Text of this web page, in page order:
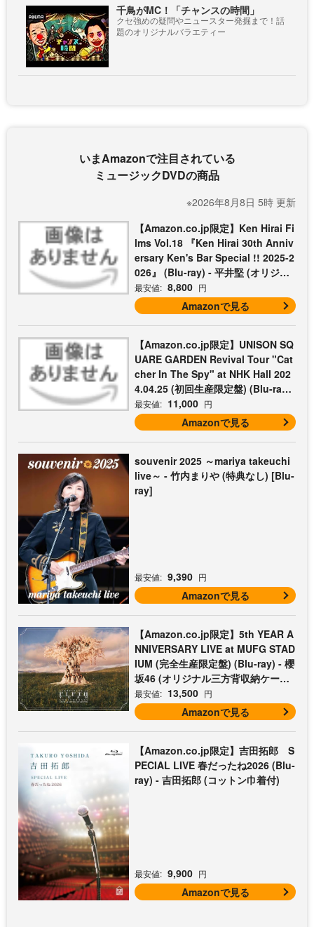
千鳥がMC！「チャンスの時間」
クセ強めの疑問やニュースター発掘まで！話
題のオリジナルバラエティー
いまAmazonで注目されている
ミュージックDVDの商品
※2026年8月8日 5時 更新
【Amazon.co.jp限定】Ken Hirai Fi
lms Vol.18 『Ken Hirai 30th Anniv
ersary Ken's Bar Special !! 2025-2
026』 (Blu-ray) - 平井堅 (オリジナ
ルライブフォトシートセット3枚組
付)
最安値: 8,800 円
Amazonで見る
【Amazon.co.jp限定】UNISON SQ
UARE GARDEN Revival Tour "Cat
cher In The Spy" at NHK Hall 202
4.04.25 (初回生産限定盤) (Blu-ray)
- UNISON SQUARE GARDEN (コッ
トン巾着付)
最安値: 11,000 円
Amazonで見る
souvenir 2025 ～mariya takeuchi
live～ - 竹内まりや (特典なし) [Blu-
ray]
最安値: 9,390 円
Amazonで見る
【Amazon.co.jp限定】5th YEAR A
NNIVERSARY LIVE at MUFG STAD
IUM (完全生産限定盤) (Blu-ray) - 櫻
坂46 (オリジナル三方背収納ケース
付)
最安値: 13,500 円
Amazonで見る
【Amazon.co.jp限定】吉田拓郎 S
PECIAL LIVE 春だったね2026 (Blu-
ray) - 吉田拓郎 (コットン巾着付)
最安値: 9,900 円
Amazonで見る